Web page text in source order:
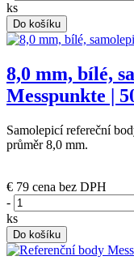
ks
Do košíku
8,0 mm, bílé,
Messpunkte |
Samolepicí refereční
průměr 8,0 mm.
€ 79 cena bez DPH
-
ks
Do košíku